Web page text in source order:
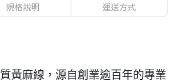
規格說明 運送方式
黃麻線，源自創業逾百年的專業